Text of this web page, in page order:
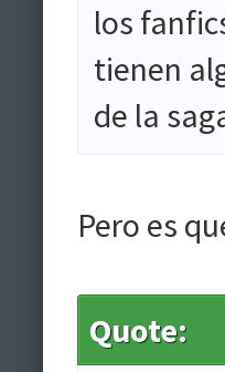
los
tienen
de la
Pero es
Quote: